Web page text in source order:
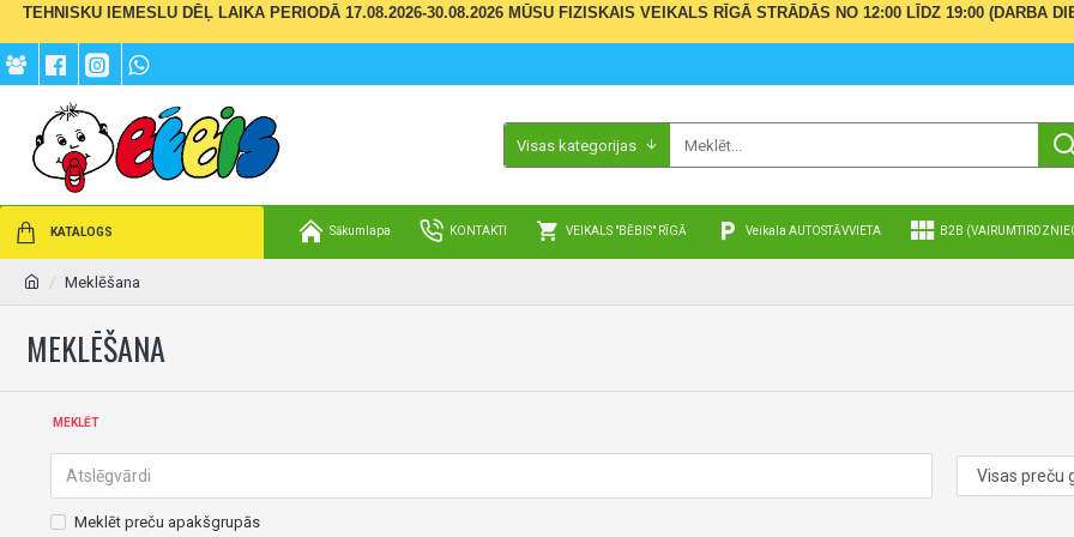
TEHNISKU IEMESLU DĒĻ LAIKA PERIODĀ 17.08.2026-30.08.2026 MŪSU FIZISKAIS VEIKALS RĪGĀ STRĀDĀS NO 12:00 LĪDZ 19:00 (DARBA
Visas kategorijas
KATALOGS Sākumlapa KONTAKTI VEIKALS "BĒBIS" RĪGĀ Veikala AUTOSTĀVVIETA B2B
Meklēšana
MEKLĒŠANA
MEKLĒT
Meklēt preču apakšgrupās